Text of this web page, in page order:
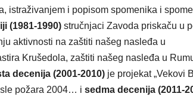
istraživanjem i popisom spomenika i
(1981-1990) stručnjaci Zavoda priskaču u
aktivnosti na zaštiti našeg nasleđa u
Krušedola, zaštiti našeg nasleđa u
decenija (2001-2010) je projekat „Vekovi
požara 2004… i sedma decenija (2011-